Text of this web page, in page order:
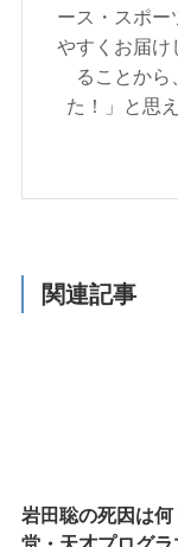
ース・スポー
やすくお届け
ることから
た！」と思
関連記事
岩田聡の死因は何